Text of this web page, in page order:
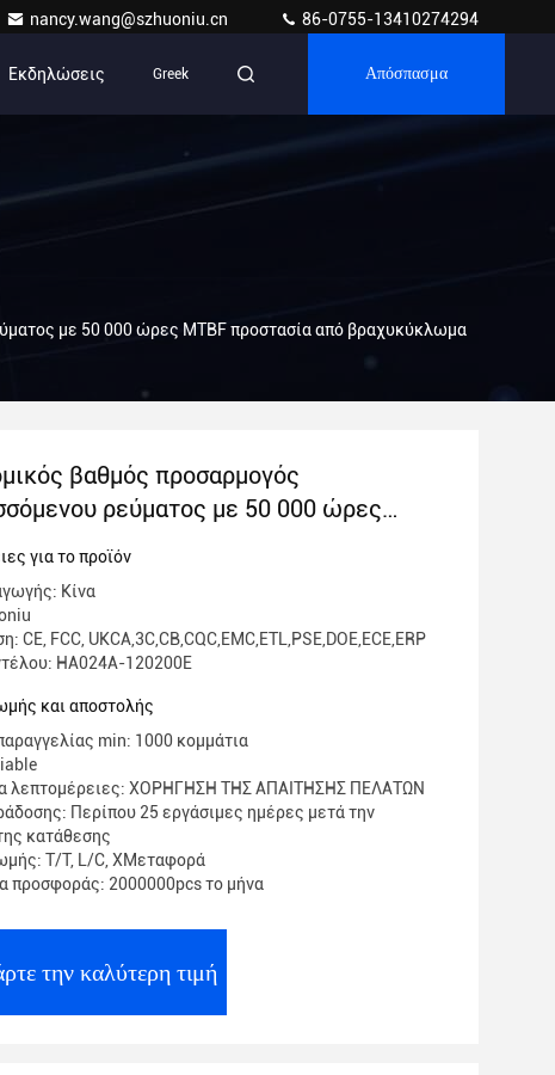
nancy.wang@szhuoniu.cn 86-0755-13410274294
Εκδηλώσεις Greek Απόσπασμα
με 50 000 ώρες MTBF προστασία από βραχυκύκλωμα
βαθμός προσαρμογός
ρεύματος με 50 000 ώρες
από βραχυκύκλωμα
ROHS
για το προϊόν
Κίνα
CE, FCC, UKCA,3C,CB,CQC,EMC,ETL,PSE,DOE,ECE,ERP
HA024A-120200E
και αποστολής
min: 1000 κομμάτια
λεπτομέρειες: ΧΟΡΗΓΗΣΗ ΤΗΣ ΑΠΑΙΤΗΣΗΣ ΠΕΛΑΤΩΝ
Περίπου 25 εργάσιμες ημέρες μετά την
κατάθεσης
Τ/Τ, L/C, XΜεταφορά
προσφοράς: 2000000pcs το μήνα
την καλύτερη τιμή